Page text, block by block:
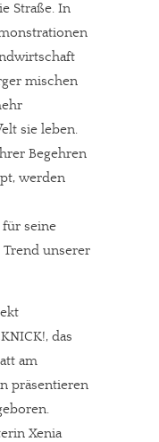
Straße. In
mischen
sie leben.
Begehren
werden
für seine
Trend unserer
das
am
präsentieren
Xenia